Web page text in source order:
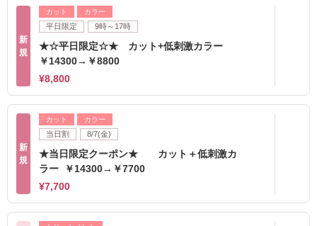
新
規
カット カラー
平日限定 9時～17時
★☆平日限定☆★ カット+低刺激カラー
￥14300→￥8800
¥8,800
新
規
カット カラー
当日割 8/7(金)
★当日限定クーポン★ カット＋低刺激カ
ラー ￥14300→￥7700
¥7,700